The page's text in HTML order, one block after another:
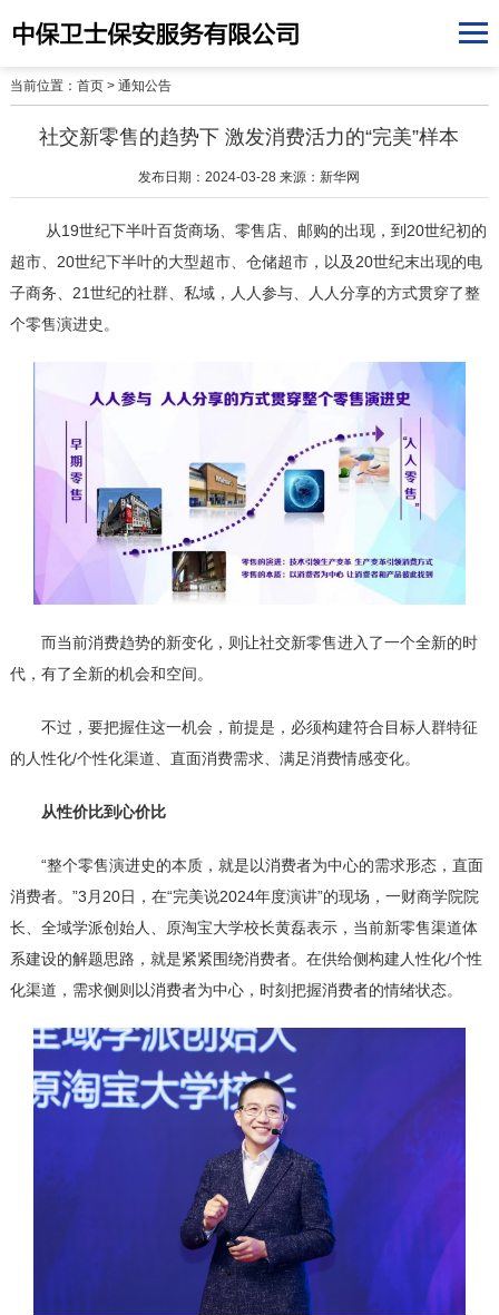
当前位置： 首页> 通知公告
社交新零售的趋势下 激发消费活力的“完美”样本
发布日期：2024-03-28 来源：新华网
从19世纪下半叶百货商场、零售店、邮购的出现，到20世纪初的
超市、20世纪下半叶的大型超市、仓储超市，以及20世纪末出现的电
子商务、21世纪的社群、私域，人人参与、人人分享的方式贯穿了整
个零售演进史。
而当前消费趋势的新变化，则让社交新零售进入了一个全新的时
代，有了全新的机会和空间。
不过，要把握住这一机会，前提是，必须构建符合目标人群特征
的人性化/个性化渠道、直面消费需求、满足消费情感变化。
从性价比到心价比
“整个零售演进史的本质，就是以消费者为中心的需求形态，直面
消费者。”3月20日，在“完美说2024年度演讲”的现场，一财商学院院
长、全域学派创始人、原淘宝大学校长黄磊表示，当前新零售渠道体
系建设的解题思路，就是紧紧围绕消费者。在供给侧构建人性化/个性
化渠道，需求侧则以消费者为中心，时刻把握消费者的情绪状态。